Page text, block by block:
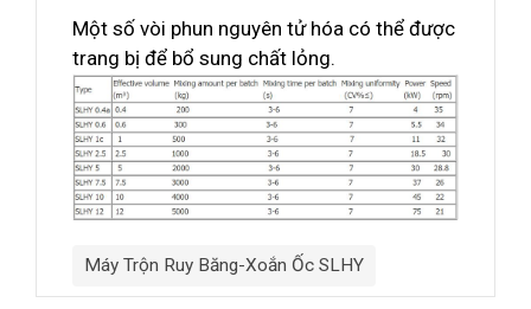
Một số vòi phun nguyên tử hóa có thể được
trang bị để bổ sung chất lỏng.
Máy Trộn Ruy Băng-Xoắn Ốc SLHY